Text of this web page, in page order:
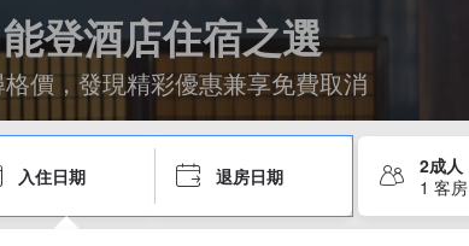
能登酒店住宿之選
價，發現精彩優惠兼享免費取消
入住日期 退房日期
2成人
1 客房